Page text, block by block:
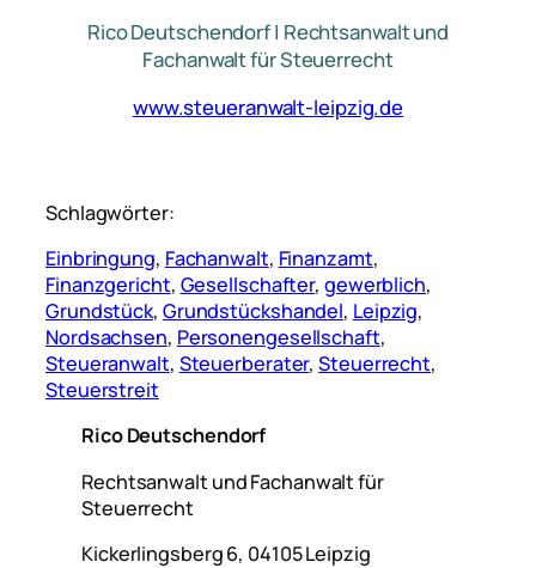
Rico Deutschendorf | Rechtsanwalt und
Fachanwalt für Steuerrecht
www.steueranwalt-leipzig.de
Schlagwörter:
Einbringung, Fachanwalt, Finanzamt
Finanzgericht, Gesellschafter, gewerblich
Grundstück, Grundstückshandel, Leipzig
Nordsachsen, Personengesellschaft
Steueranwalt, Steuerberater, Steuerrecht
Steuerstreit
Rico Deutschendorf
Rechtsanwalt und Fachanwalt für
Steuerrecht
Kickerlingsberg 6, 04105 Leipzig